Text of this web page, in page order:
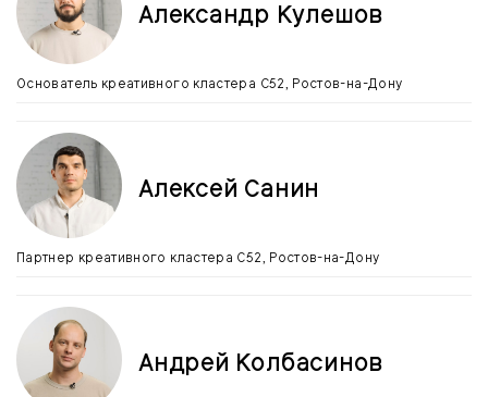
Александр Кулешов
Основатель креативного кластера C52, Ростов-на-Дону
Алексей Санин
Партнер креативного кластера C52, Ростов-на-Дону
Андрей Колбасинов